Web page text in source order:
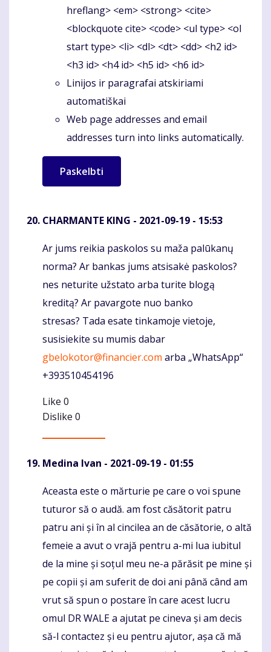
hreflang> <em> <strong> <cite>
<blockquote cite> <code> <ul type> <ol
start type> <li> <dl> <dt> <dd> <h2 id>
<h3 id> <h4 id> <h5 id> <h6 id>
Linijos ir paragrafai atskiriami
automatiškai
Web page addresses and email
addresses turn into links automatically.
CHARMANTE KING - 2021-09-19 - 15:53
Komentaras
Ar jums reikia paskolos su maža palūkanų
norma? Ar bankas jums atsisakė paskolos?
nes neturite užstato arba turite blogą
kreditą? Ar pavargote nuo banko
stresas? Tada esate tinkamoje vietoje,
susisiekite su mumis dabar
gbelokotor@financier.com arba „WhatsApp“
+393510454196
Like 0
Dislike 0
Medina Ivan - 2021-09-19 - 01:55
Komentaras
Aceasta este o mărturie pe care o voi spune
tuturor să o audă. am fost căsătorit patru
patru ani și în al cincilea an de căsătorie, o altă
femeie a avut o vrajă pentru a-mi lua iubitul
de la mine și soțul meu ne-a părăsit pe mine și
pe copii și am suferit de doi ani până când am
vrut să spun o postare în care acest lucru
omul DR WALE a ajutat pe cineva și am decis
să-l contactez și eu pentru ajutor, așa că mă